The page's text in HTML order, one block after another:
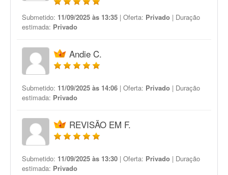
Submetido: 11/09/2025 às 13:35 | Oferta: Privado | Duração
estimada: Privado
Andie C.
Submetido: 11/09/2025 às 14:06 | Oferta: Privado | Duração
estimada: Privado
REVISÃO EM F.
Submetido: 11/09/2025 às 13:30 | Oferta: Privado | Duração
estimada: Privado